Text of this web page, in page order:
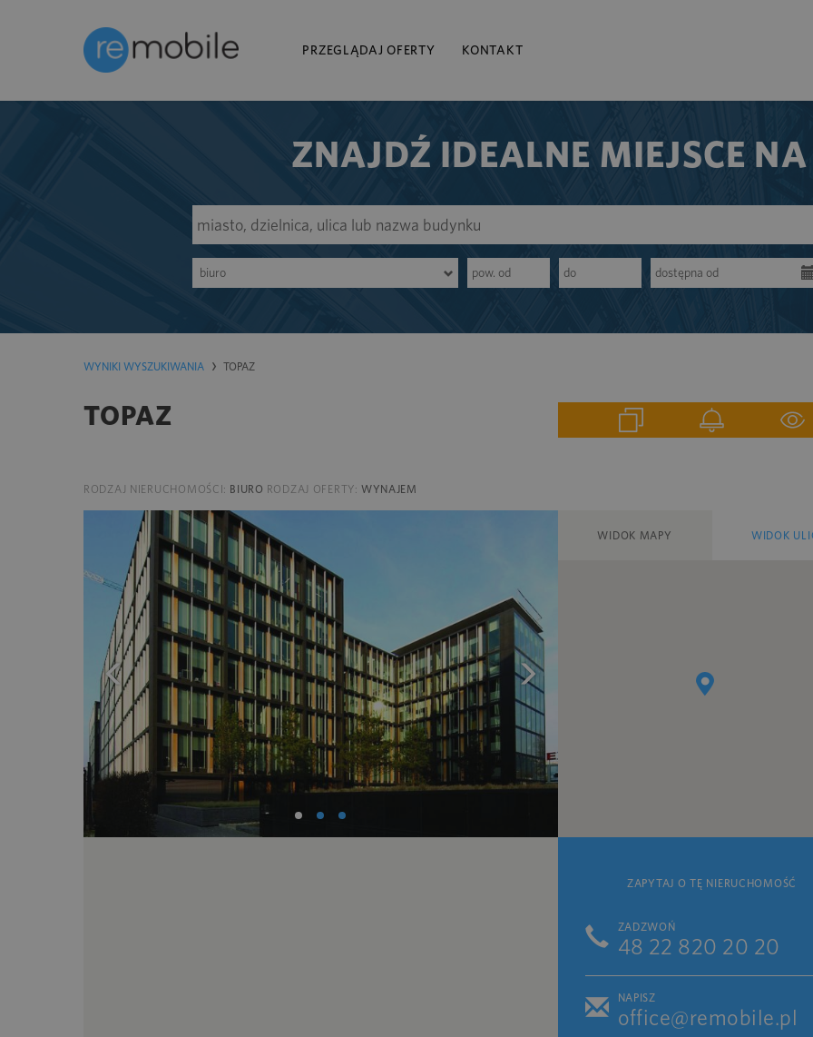
PRZEGLĄDAJ OFERTY KONTAKT
ZNAJDŹ IDEALNE MIEJSCE
biuro
WYNIKI WYSZUKIWANIA TOPAZ
TOPAZ
RODZAJ NIERUCHOMOŚCI: BIURO RODZAJ OFERTY: WYNAJEM
WIDOK MAPY WIDOK
ZAPYTAJ O TĘ NIERUCHOMOŚĆ
ZADZWOŃ
48 22 820 20 20
NAPISZ
office@remobile.pl